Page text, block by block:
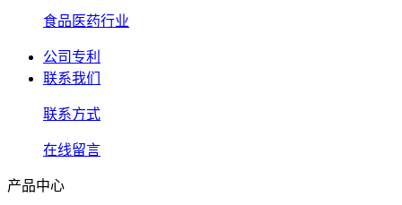
食品医药行业
公司专利
联系我们
联系方式
在线留言
产品中心